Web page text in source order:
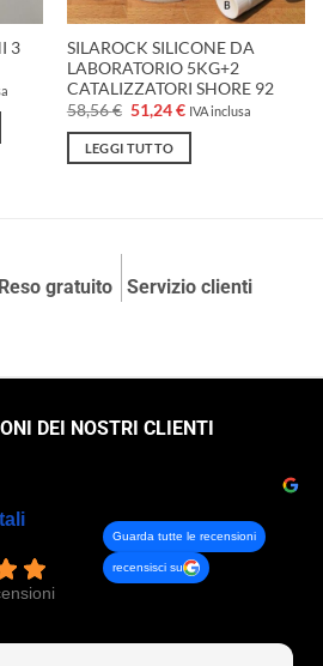
3
SILAROCK SILICONE DA
LABORATORIO 5KG+2
CATALIZZATORI SHORE 92
58,56€ Il
prezzo
originale
era:
51,24€Il
attuale
IVA inclusa
LEGGI TUTTO
Reso gratuito Servizio clienti
DEI NOSTRI CLIENTI
Guarda tutte le recensioni
recensisci su